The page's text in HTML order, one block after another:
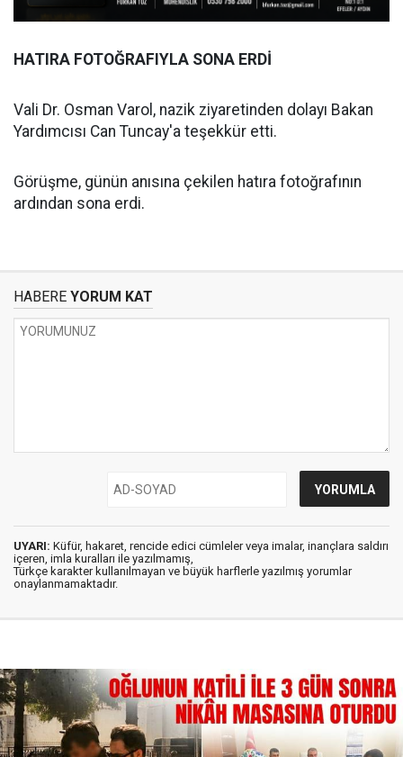
HATIRA FOTOĞRAFIYLA SONA ERDİ
Vali Dr. Osman Varol, nazik ziyaretinden dolayı Bakan
Yardımcısı Can Tuncay'a teşekkür etti.
Görüşme, günün anısına çekilen hatıra fotoğrafının
ardından sona erdi.
HABERE YORUM KAT
UYARI: Küfür, hakaret, rencide edici cümleler veya imalar, inançlara saldırı
içeren, imla kuralları ile yazılmamış,
Türkçe karakter kullanılmayan ve büyük harflerle yazılmış yorumlar
onaylanmamaktadır.